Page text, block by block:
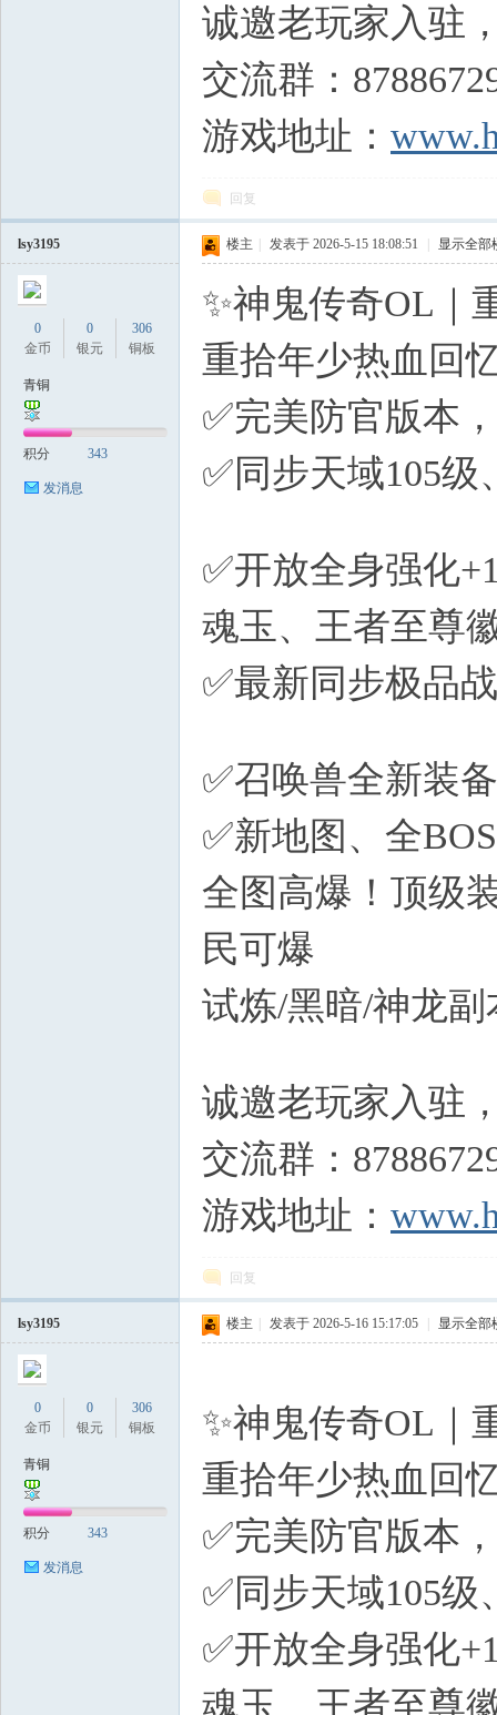
诚邀老玩家入驻
交流群：
游戏地址：
回复
lsy3195
0
金币
0
银元
306
铜板
青铜
积分 343
发消息
楼主 发表于 2026-5-15 18:08:51 显示全部
✨神鬼传奇OL｜
重拾年少热血回
✅完美防官版本
✅同步天域105
✅开放全身强化
魂玉、王者至尊
✅最新同步极品
✅召唤兽全新装
✅新地图、全
全图高爆！顶级
民可爆
试炼/黑暗/神龙
诚邀老玩家入驻
交流群：
游戏地址：
回复
lsy3195
0
金币
0
银元
306
铜板
青铜
积分 343
发消息
楼主 发表于 2026-5-16 15:17:05 显示全部
✨神鬼传奇OL｜
重拾年少热血回
✅完美防官版本
✅同步天域105
✅开放全身强化
魂玉、王者至尊